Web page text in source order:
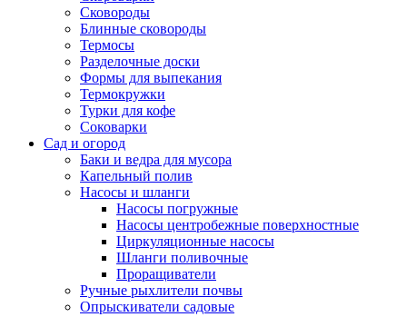
Сковороды
Блинные сковороды
Термосы
Разделочные доски
Формы для выпекания
Термокружки
Турки для кофе
Соковарки
Сад и огород
Баки и ведра для мусора
Капельный полив
Насосы и шланги
Насосы погружные
Насосы центробежные поверхностные
Циркуляционные насосы
Шланги поливочные
Проращиватели
Ручные рыхлители почвы
Опрыскиватели садовые